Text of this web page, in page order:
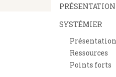
PRÉSENTATION
SYSTÉMIER
Présentation
Ressources
Points forts